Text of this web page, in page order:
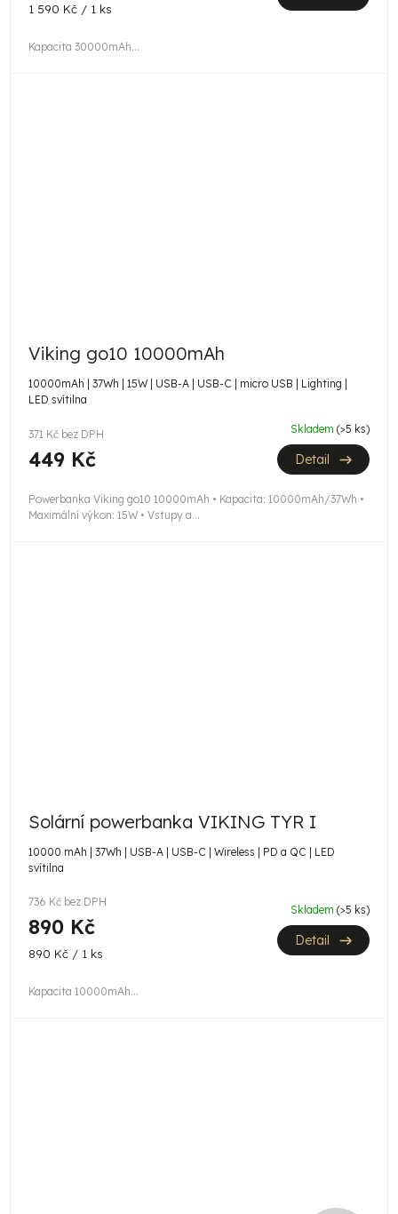
Měrná
1 590 Kč / 1 ks
Kapacita 30000mAh...
Viking go10 10000mAh
10000mAh | 37Wh | 15W | USB-A | USB-C | micro USB | Lighting |
LED svítilna
371 Kč bez DPH
449 Kč
Skladem (>5 ks)
Detail
Powerbanka Viking go10 10000mAh • Kapacita: 10000mAh/37Wh •
Maximální výkon: 15W • Vstupy a...
Solární powerbanka VIKING TYR I
10000 mAh | 37Wh | USB-A | USB-C | Wireless | PD a QC | LED
svítilna
736 Kč bez DPH
890 Kč
Měrná
890 Kč / 1 ks
Skladem (>5 ks)
Detail
Kapacita 10000mAh...